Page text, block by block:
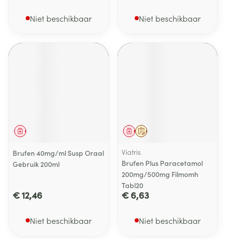
Niet beschikbaar Niet beschikbaar
Geneesmiddel
Brufen 40mg/ml Susp Oraal
Gebruik 200ml
€ 12,46
Niet beschikbaar
Op voorschrift
Geneesmiddel
Viatris
Brufen Plus Paracetamol
200mg/500mg Filmomh
Tabl20
€ 6,63
Niet beschikbaar